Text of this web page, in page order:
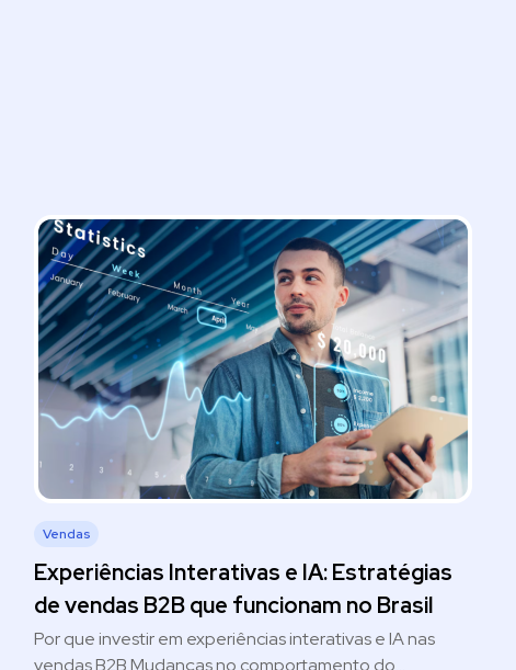
Vendas
Experiências Interativas e IA: Estratégias
de vendas B2B que funcionam no Brasil
Por que investir em experiências interativas e IA nas
vendas B2B Mudanças no comportamento do